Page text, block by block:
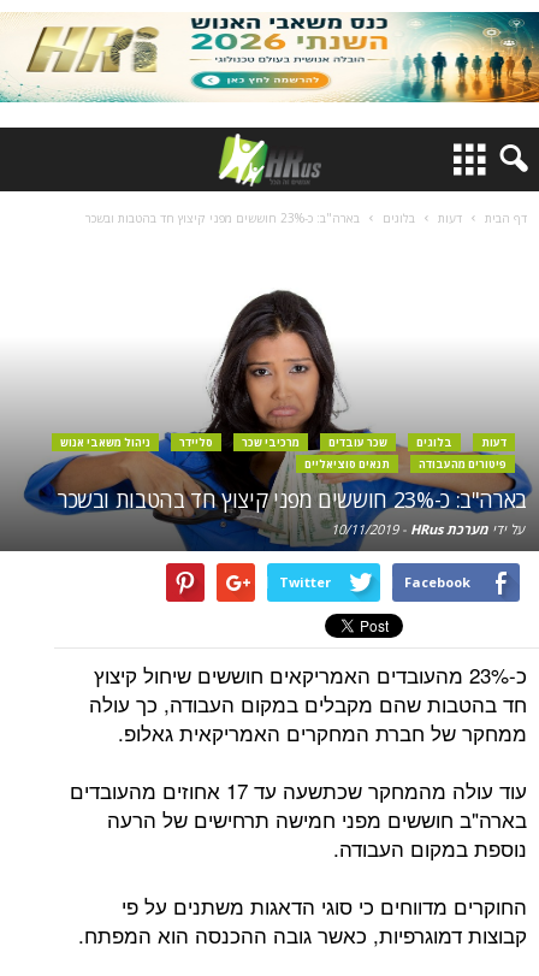
דף הבית דעות בלוגים בארה"ב: כ-23% חוששים מפני קיצוץ חד בהטבות ובשכר
דעות בלוגים שכר עובדים מרכיבי שכר סליידר
ניהול משאבי אנוש
פיטורים מהעבודה
תנאים סוציאליים
בארה"ב: כ-23% חוששים מפני קיצוץ חד בהטבות ובשכר
על ידי מערכת HRus -
10/11/2019
Facebook
Twitter
כ-23% מהעובדים האמריקאים חוששים שיחול קיצוץ
חד בהטבות שהם מקבלים במקום העבודה, כך עולה
ממחקר של חברת המחקרים האמריקאית גאלופ.
עוד עולה מהמחקר שכתשעה עד 17 אחוזים מהעובדים
בארה"ב חוששים מפני חמישה תרחישים של הרעה
נוספת במקום העבודה.
החוקרים מדווחים כי סוגי הדאגות משתנים על פי
קבוצות דמוגרפיות, כאשר גובה ההכנסה הוא המפתח.